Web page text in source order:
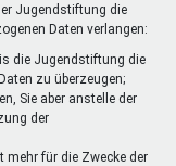
Jugendstiftung die
Daten verlangen:
die Jugendstiftung die
zu überzeugen;
Sie aber anstelle der
der
mehr für die Zwecke der